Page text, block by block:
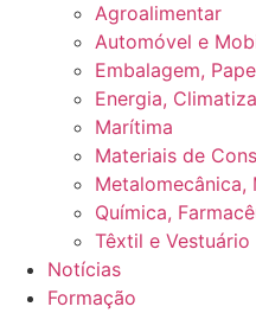
Agroalimentar
Automóvel e
Embalagem,
Energia,
Marítima
Materiais de
Metalomecânica,
Química,
Têxtil e Vestuário
Notícias
Formação